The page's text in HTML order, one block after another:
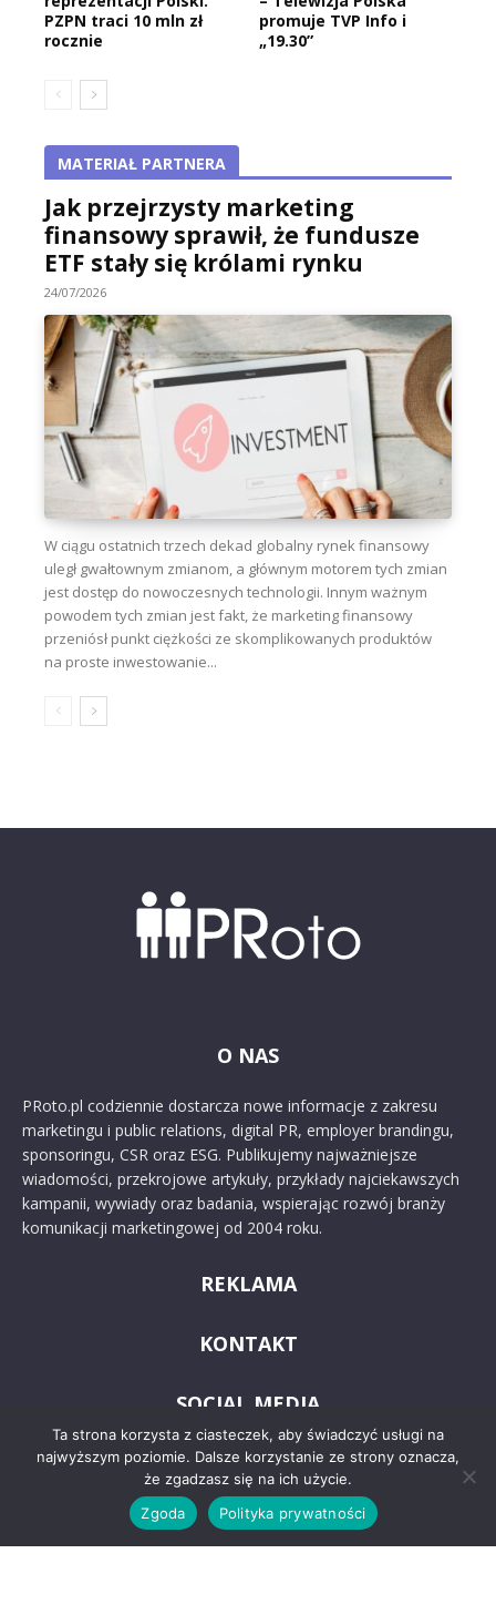
PZPN traci 10 mln zł
rocznie
promuje TVP Info i
„19.30”
MATERIAŁ PARTNERA
Jak przejrzysty marketing
finansowy sprawił, że fundusze
ETF stały się królami rynku
24/07/2026
W ciągu ostatnich trzech dekad globalny rynek finansowy
uległ gwałtownym zmianom, a głównym motorem tych zmian
jest dostęp do nowoczesnych technologii. Innym ważnym
powodem tych zmian jest fakt, że marketing finansowy
przeniósł punkt ciężkości ze skomplikowanych produktów
na proste inwestowanie...
O NAS
PRoto.pl codziennie dostarcza nowe informacje z zakresu
marketingu i public relations, digital PR, employer brandingu,
sponsoringu, CSR oraz ESG. Publikujemy najważniejsze
wiadomości, przekrojowe artykuły, przykłady najciekawszych
kampanii, wywiady oraz badania, wspierając rozwój branży
komunikacji marketingowej od 2004 roku.
REKLAMA
KONTAKT
SOCIAL MEDIA
Ta strona korzysta z ciasteczek, aby świadczyć usługi na
najwyższym poziomie. Dalsze korzystanie ze strony oznacza,
że zgadzasz się na ich użycie.
Zgoda
Polityka prywatności